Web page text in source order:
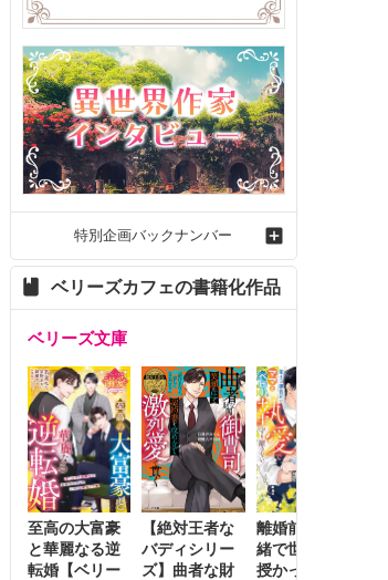
特別企画バックナンバー
ベリーズカフェの書籍化作品
ベリーズ文庫
至高の大富豪
と華麗なる逆
転婚【ベリー
【絶対王者な
バディシリー
ズ】曲者な財
離婚前夜に内
緒で世継ぎを
授かったら～